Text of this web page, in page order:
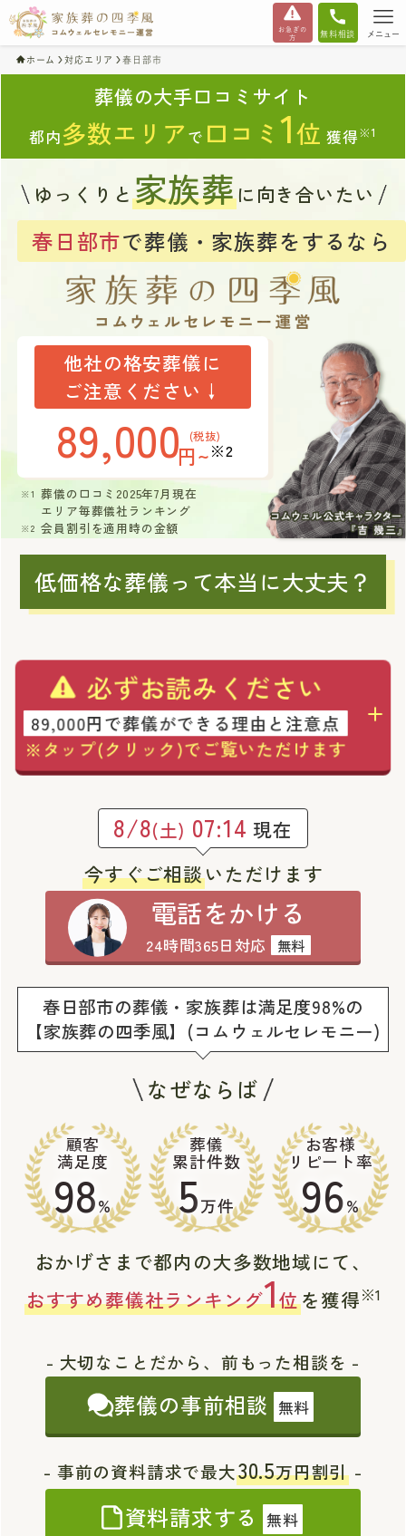
お急ぎの
方
無料相談 メニュー
ホーム 対応エリア 春日部市
葬儀の大手口コミサイト
都内多数エリア で 口コミ 1位 獲得※1
ゆっくりと家族葬に向き合いたい
春日部市で葬儀・家族葬をするなら
他社の格安葬儀に
ご注意ください↓
89,000 (税抜)
円~※2
葬儀の口コミ2025年7月現在
エリア毎葬儀社ランキング
会員割引を適用時の金額
低価格な葬儀って本当に大丈夫？
必ずお読みください
89,000円で葬儀ができる理由と注意点
※タップ(クリック)でご覧いただけます
8/8(土) 07:14 現在
今すぐご相談いただけます
電話をかける
24時間365日対応 無料
春日部市の葬儀・家族葬は満足度98%の
【家族葬の四季風】(コムウェルセレモニー)
なぜならば
顧客
満足度
98%
葬儀
累計件数
5万件
お客様
リピート率
96%
おかげさまで都内の大多数地域にて、
おすすめ葬儀社ランキング1位を獲得※1
- 大切なことだから、前もった相談を -
葬儀の事前相談 無料
- 事前の資料請求で最大30.5万円割引 -
資料請求する 無料